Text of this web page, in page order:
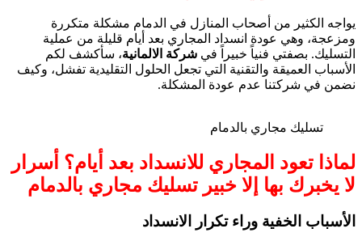
يواجه الكثير من أصحاب المنازل في الدمام مشكلة متكررة
ومزعجة، وهي عودة انسداد المجاري بعد أيام قليلة من عملية
التسليك. بصفتي فنياً خبيراً في شركة الالمانية، سأكشف لكم
الأسباب العميقة والتقنية التي تجعل الحلول التقليدية تفشل، وكيف
نضمن في شركتنا عدم عودة المشكلة.
تسليك مجاري بالدمام
لماذا تعود المجاري للانسداد بعد أيام؟ أسرار
لا يخبرك بها إلا خبير تسليك مجاري بالدمام
الأسباب الخفية وراء تكرار الانسداد